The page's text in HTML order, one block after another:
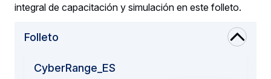
integral de capacitación y simulación en este folleto.
Folleto
CyberRange_ES